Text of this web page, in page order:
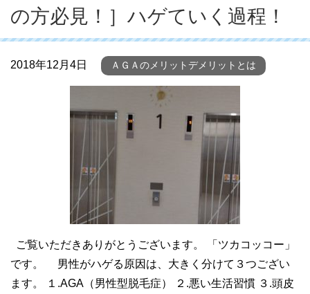
の方必見！］ハゲていく過程！
2018年12月4日 ＡＧＡのメリットデメリットとは
ご覧いただきありがとうございます。 「ツカコッコー」
です。 男性がハゲる原因は、大きく分けて３つござい
ます。 １.AGA（男性型脱毛症） ２.悪い生活習慣 ３.頭皮